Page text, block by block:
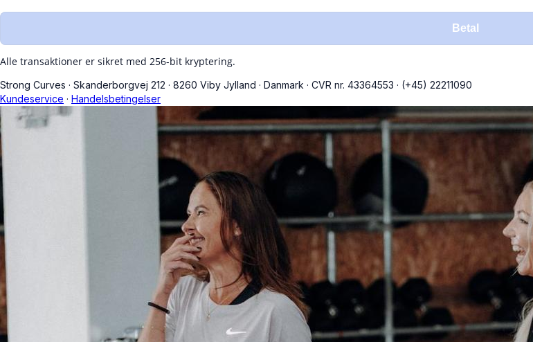
Betal
Alle transaktioner er sikret med 256-bit kryptering.
Strong Curves · Skanderborgvej 212 · 8260 Viby Jylland · Danmark · CVR nr. 43364553 · (+45) 22211090
Kundeservice · Handelsbetingelser